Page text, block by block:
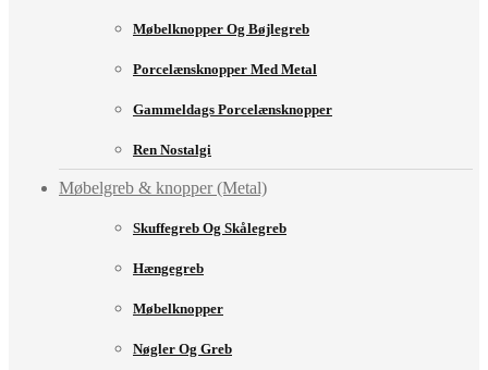
Møbelknopper Og Bøjlegreb
Porcelænsknopper Med Metal
Gammeldags Porcelænsknopper
Ren Nostalgi
Møbelgreb & knopper (Metal)
Skuffegreb Og Skålegreb
Hængegreb
Møbelknopper
Nøgler Og Greb